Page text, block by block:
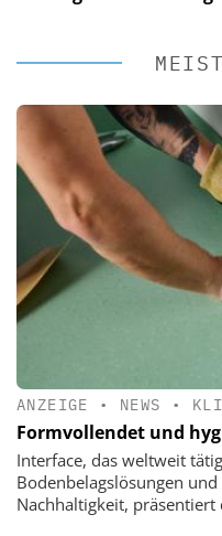
ANZEIGE • NEWS •
Formvollendet und
Interface, das weltweit
Bodenbelagslösungen
Nachhaltigkeit, präsentiert